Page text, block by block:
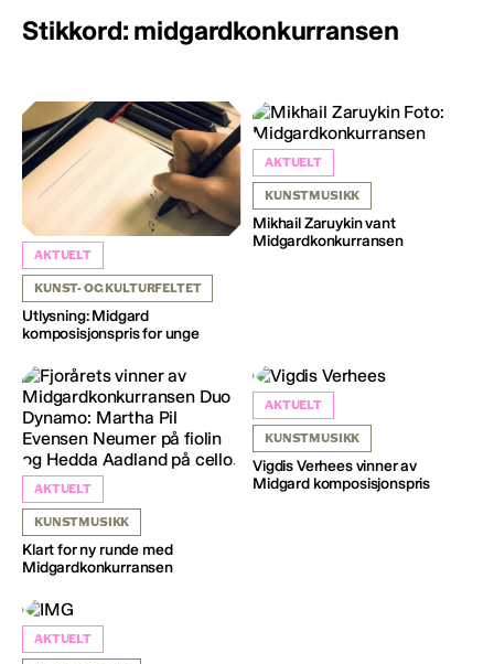
Stikkord: midgardkonkurransen
AKTUELT
KUNST- OG KULTURFELTET
Utlysning: Midgard
komposisjonspris for unge
AKTUELT
KUNSTMUSIKK
Mikhail Zaruykin vant
Midgardkonkurransen
AKTUELT
KUNSTMUSIKK
Klart for ny runde med
Midgardkonkurransen
AKTUELT
KUNSTMUSIKK
Vigdis Verhees vinner av
Midgard komposisjonspris
AKTUELT